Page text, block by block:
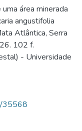
área minerada
angustifolia
Atlântica, Serra
102 f.
- Universidade
35568